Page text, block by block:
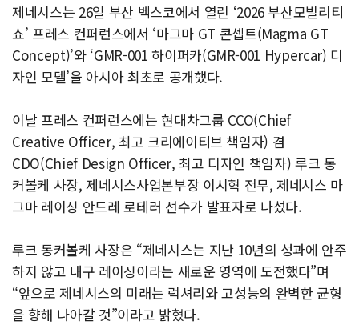
제네시스는 26일 부산 벡스코에서 열린 ‘2026 부산모빌리티
쇼’ 프레스 컨퍼런스에서 ‘마그마 GT 콘셉트(Magma GT
Concept)’와 ‘GMR-001 하이퍼카(GMR-001 Hypercar) 디
자인 모델’을 아시아 최초로 공개했다.
이날 프레스 컨퍼런스에는 현대차그룹 CCO(Chief
Creative Officer, 최고 크리에이티브 책임자) 겸
CDO(Chief Design Officer, 최고 디자인 책임자) 루크 동
커볼케 사장, 제네시스사업본부장 이시혁 전무, 제네시스 마
그마 레이싱 안드레 로테러 선수가 발표자로 나섰다.
루크 동커볼케 사장은 “제네시스는 지난 10년의 성과에 안주
하지 않고 내구 레이싱이라는 새로운 영역에 도전했다”며
“앞으로 제네시스의 미래는 럭셔리와 고성능의 완벽한 균형
을 향해 나아갈 것”이라고 밝혔다.